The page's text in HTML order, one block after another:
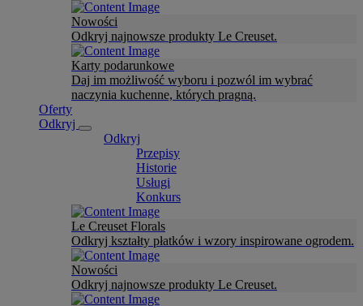
Nowości
Odkryj najnowsze produkty Le Creuset.
Karty podarunkowe
Daj im możliwość wyboru i pozwól im wybrać
naczynia kuchenne, których pragną.
Oferty
Odkryj
Odkryj
Przepisy
Historie
Usługi
Konkurs
Le Creuset Florals
Odkryj kształty płatków i wzory inspirowane ogrodem.
Nowości
Odkryj najnowsze produkty Le Creuset.